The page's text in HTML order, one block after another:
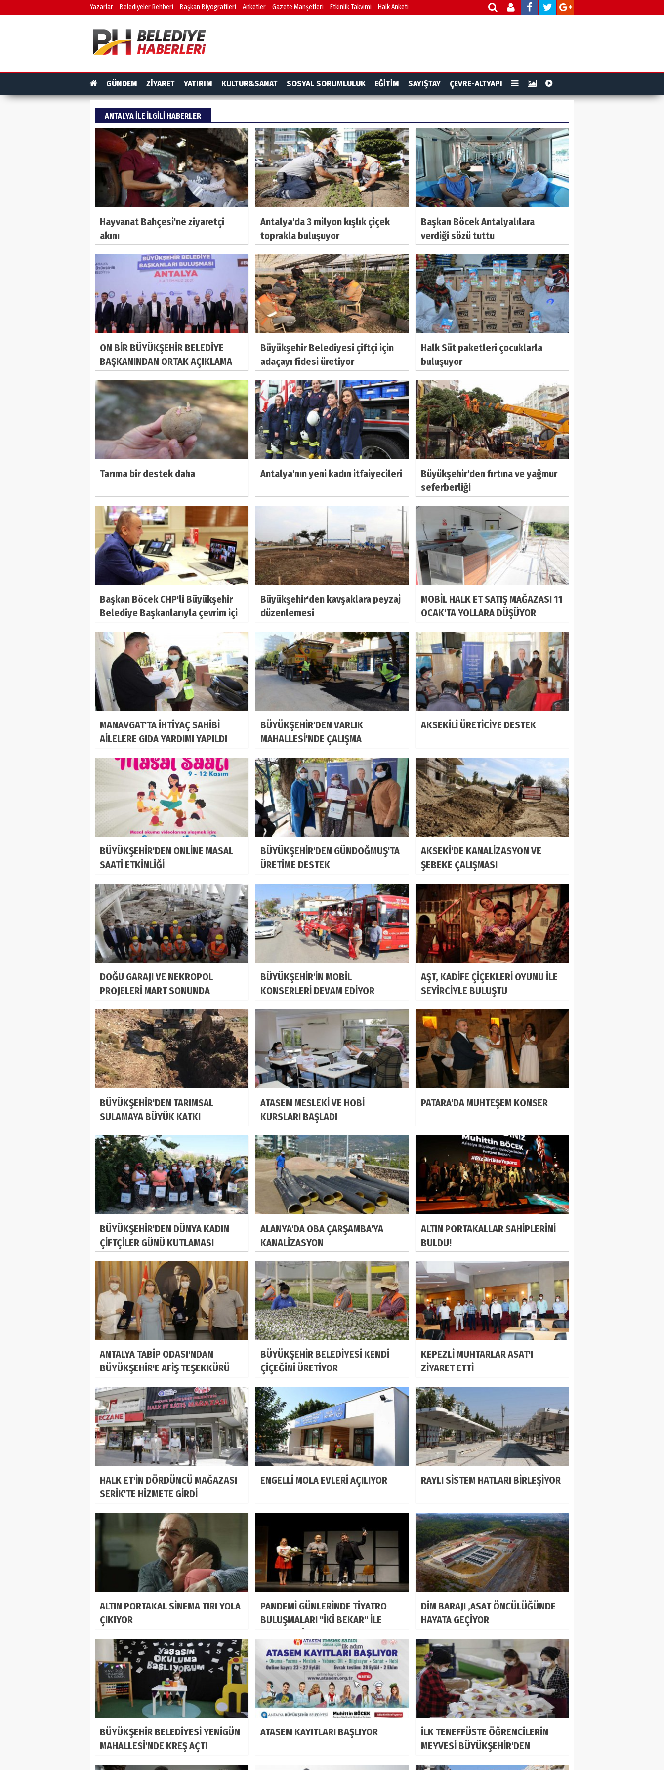
Yazarlar Belediyeler Rehberi Başkan Biyografileri Anketler Gazete Manşetleri Etkinlik Takvimi Halk Anketi
GÜNDEM ZİYARET YATIRIM KULTUR&SANAT SOSYAL SORUMLULUK EĞİTİM SAYIŞTAY ÇEVRE-ALTYAPI
ANTALYA ILE ILGILI HABERLER
Hayvanat Bahçesi'ne ziyaretçi
akını
Antalya'da 3 milyon kışlık çiçek
toprakla buluşuyor
Başkan Böcek Antalyalılara
verdiği sözü tuttu
ON BİR BÜYÜKŞEHİR BELEDİYE
BAŞKANINDAN ORTAK AÇIKLAMA
Büyükşehir Belediyesi çiftçi için
adaçayı fidesi üretiyor
Halk Süt paketleri çocuklarla
buluşuyor
Tarıma bir destek daha Antalya'nın yeni kadın itfaiyecileri
Büyükşehir'den fırtına ve yağmur
seferberliği
Başkan Böcek CHP'li Büyükşehir
Belediye Başkanlarıyla çevrim içi
Büyükşehir'den kavşaklara peyzaj
düzenlemesi
MOBİL HALK ET SATIŞ MAĞAZASI 11
OCAK'TA YOLLARA DÜŞÜYOR
MANAVGAT'TA İHTİYAÇ SAHİBİ
AİLELERE GIDA YARDIMI YAPILDI
BÜYÜKŞEHİR'DEN VARLIK
MAHALLESİ'NDE ÇALIŞMA
AKSEKİLİ ÜRETİCİYE DESTEK
BÜYÜKŞEHİR'DEN ONLİNE MASAL
SAATİ ETKİNLİĞİ
BÜYÜKŞEHİR'DEN GÜNDOĞMUŞ'TA
ÜRETİME DESTEK
AKSEKİ'DE KANALİZASYON VE
ŞEBEKE ÇALIŞMASI
DOĞU GARAJI VE NEKROPOL
PROJELERİ MART SONUNDA
BÜYÜKŞEHİR'İN MOBİL
KONSERLERİ DEVAM EDİYOR
AŞT, KADİFE ÇİÇEKLERİ OYUNU İLE
SEYİRCİYLE BULUŞTU
BÜYÜKŞEHİR'DEN TARIMSAL
SULAMAYA BÜYÜK KATKI
ATASEM MESLEKİ VE HOBİ
KURSLARI BAŞLADI
PATARA'DA MUHTEŞEM KONSER
BÜYÜKŞEHİR'DEN DÜNYA KADIN
ÇİFTÇİLER GÜNÜ KUTLAMASI
ALANYA'DA OBA ÇARŞAMBA'YA
KANALİZASYON
ALTIN PORTAKALLAR SAHİPLERİNİ
BULDU!
ANTALYA TABİP ODASI'NDAN
BÜYÜKŞEHİR'E AFİŞ TEŞEKKÜRÜ
BÜYÜKŞEHİR BELEDİYESİ KENDİ
ÇİÇEĞİNİ ÜRETİYOR
KEPEZLİ MUHTARLAR ASAT'I
ZİYARET ETTİ
HALK ET'İN DÖRDÜNCÜ MAĞAZASI
SERİK'TE HİZMETE GİRDİ
ENGELLİ MOLA EVLERİ AÇILIYOR RAYLI SİSTEM HATLARI BİRLEŞİYOR
ALTIN PORTAKAL SİNEMA TIRI YOLA
ÇIKIYOR
PANDEMİ GÜNLERİNDE TİYATRO
BULUŞMALARI "İKİ BEKAR" İLE
DİM BARAJI ,ASAT ÖNCÜLÜĞÜNDE
HAYATA GEÇİYOR
BÜYÜKŞEHİR BELEDİYESİ YENİGÜN
MAHALLESİ'NDE KREŞ AÇTI
ATASEM KAYITLARI BAŞLIYOR
İLK TENEFFÜSTE ÖĞRENCİLERİN
MEYVESİ BÜYÜKŞEHİR'DEN